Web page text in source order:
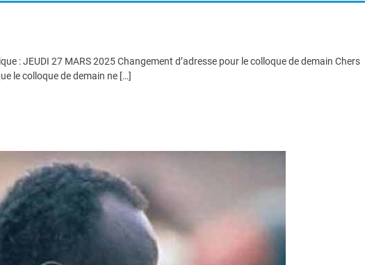
: JEUDI 27 MARS 2025 Changement d’adresse pour le colloque de demain Chers
le colloque de demain ne […]